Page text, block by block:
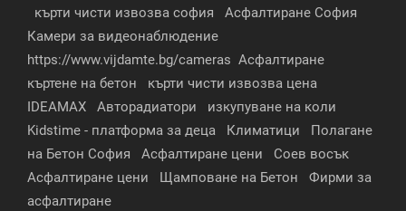
кърти чисти извозва софия
Асфалтиране София
Камери за видеонаблюдение
https://www.vijdamte.bg/cameras Асфалтиране
къртене на бетон
кърти чисти извозва цена
IDEAMAX
Авторадиатори
изкупуване на коли
Kidstime - платформа за деца
Климатици
Полагане
на Бетон София
Асфалтиране цени
Соев восък
Асфалтиране цени
Щамповане на Бетон
Фирми за
асфалтиране